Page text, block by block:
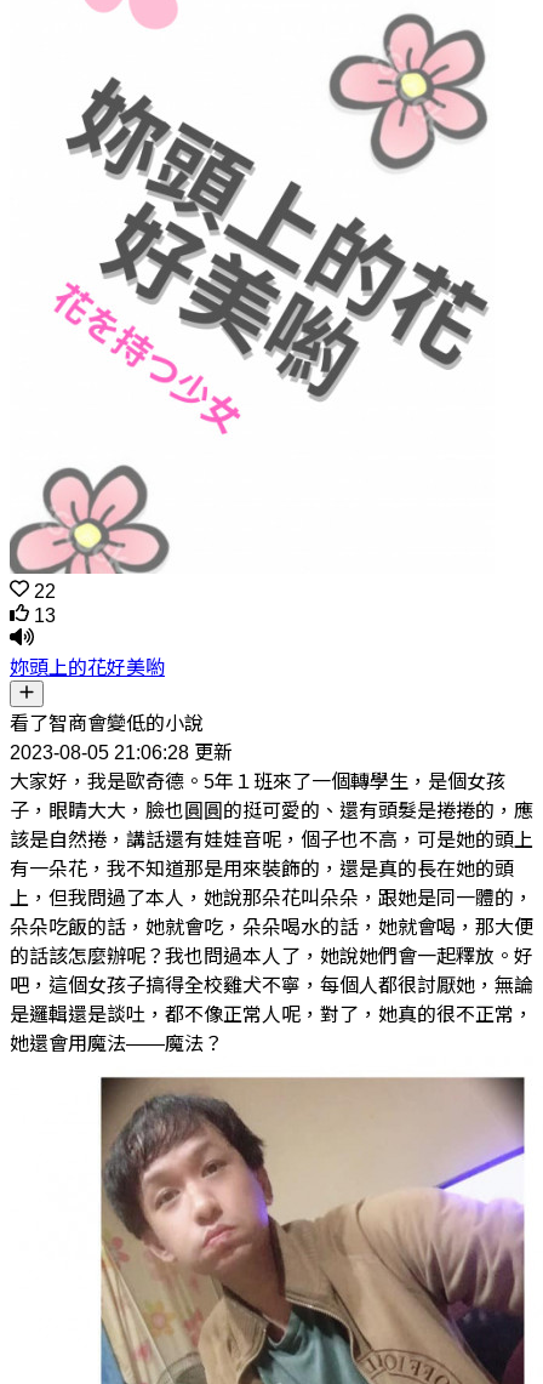
22
13
妳頭上的花好美喲
看了智商會變低的小說
2023-08-05 21:06:28 更新
大家好，我是歐奇德。5年１班來了一個轉學生，是個女孩
子，眼睛大大，臉也圓圓的挺可愛的、還有頭髮是捲捲的，應
該是自然捲，講話還有娃娃音呢，個子也不高，可是她的頭上
有一朵花，我不知道那是用來裝飾的，還是真的長在她的頭
上，但我問過了本人，她說那朵花叫朵朵，跟她是同一體的，
朵朵吃飯的話，她就會吃，朵朵喝水的話，她就會喝，那大便
的話該怎麼辦呢？我也問過本人了，她說她們會一起釋放。好
吧，這個女孩子搞得全校雞犬不寧，每個人都很討厭她，無論
是邏輯還是談吐，都不像正常人呢，對了，她真的很不正常，
她還會用魔法——魔法？